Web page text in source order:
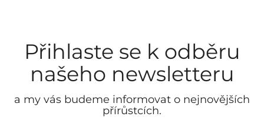
Přihlaste se k odběru
našeho newsletteru
a my vás budeme informovat o nejnovějších
přírůstcích.